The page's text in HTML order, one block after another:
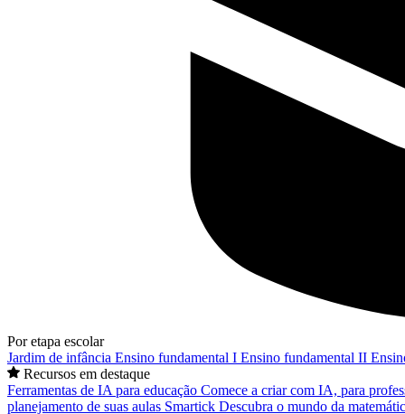
Por etapa escolar
Jardim de infância Ensino fundamental I Ensino fundamental II
Recursos em destaque
Ferramentas de IA para educação Comece a criar com IA, para
planejamento de suas aulas Smartick Descubra o mundo da